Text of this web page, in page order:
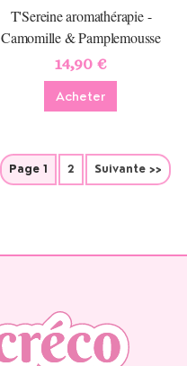
T'Sereine aromathérapie -
Camomille & Pamplemousse
14,90 €
Acheter
Page 1 2 Suivante >>